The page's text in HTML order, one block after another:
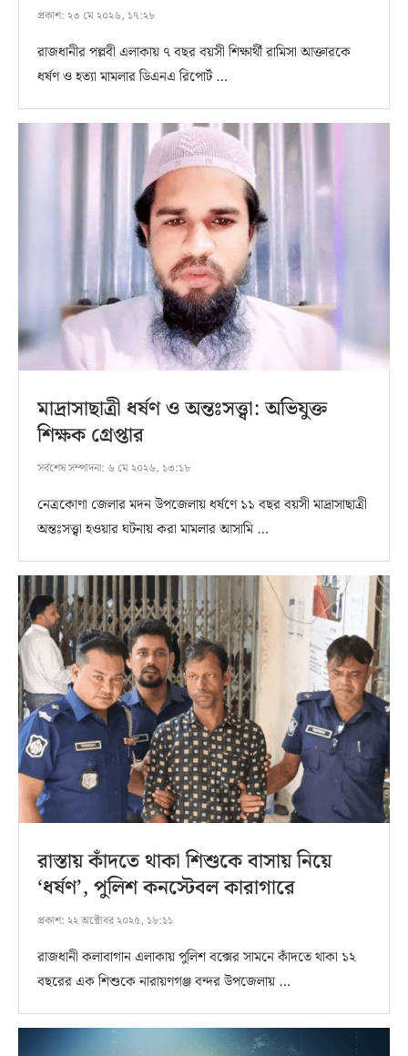
প্রকাশ: ২৩ মে ২০২৬, ১৭:২৮
রাজধানীর পল্লবী এলাকায় ৭ বছর বয়সী শিক্ষার্থী রামিসা আক্তারকে
ধর্ষণ ও হত্যা মামলার ডিএনএ রিপোর্ট …
মাদ্রাসাছাত্রী ধর্ষণ ও অন্তঃসত্ত্বা: অভিযুক্ত
শিক্ষক গ্রেপ্তার
সর্বশেষ সম্পাদনা: ৬ মে ২০২৬, ১৩:১৮
নেত্রকোণা জেলার মদন উপজেলায় ধর্ষণে ১১ বছর বয়সী মাদ্রাসাছাত্রী
অন্তঃসত্ত্বা হওয়ার ঘটনায় করা মামলার আসামি …
রাস্তায় কাঁদতে থাকা শিশুকে বাসায় নিয়ে
‘ধর্ষণ’, পুলিশ কনস্টেবল কারাগারে
প্রকাশ: ২২ অক্টোবর ২০২৫, ১৮:১১
রাজধানী কলাবাগান এলাকায় পুলিশ বক্সের সামনে কাঁদতে থাকা ১২
বছরের এক শিশুকে নারায়ণগঞ্জ বন্দর উপজেলায় …